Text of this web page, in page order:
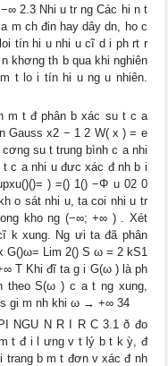
2.3 Nhi u tr ng Các hi n t
m ch đin hay dây dn, ho c
tín hi u nhi u cĩ d i ph rt r
khơng th b qua khi nghiên
t lo i tín hi u ng u nhiên.
m t đ phân b xác su t c a
Gauss x2 − 1 2 W( x ) = e
su t trung bình c a nhi
c a nhi u đưc xác đ nh b i
) =() 1() −Φ u 02 0
o sát nhi u, ta coi nhi u tr
kho ng (−∞; +∞ ) . Xét
k xung. Ng ưi ta đã phân
G()ω= Lim 2() S ω = 2 kS1
T Khi đĩ ta g i G(ω ) là ph
theo S(ω ) c a t ng xung,
s gi m nh khi ω → +∞ 34
NGU N R I R C 3.1 ð đo
t đ i l ưng v t lý b t k ỳ, đ
trang b m t đơn v xác đ nh